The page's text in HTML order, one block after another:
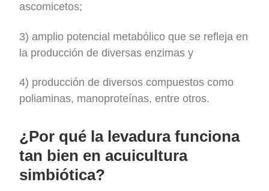
ascomicetos;
3) amplio potencial metabólico que se refleja en
la producción de diversas enzimas y
4) producción de diversos compuestos como
poliaminas, manoproteínas, entre otros.
¿Por qué la levadura funciona
tan bien en acuicultura
simbiótica?